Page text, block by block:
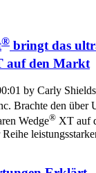
® bringt das
auf den Markt
by Carly Shields
Brachte den über
Wedge® XT auf